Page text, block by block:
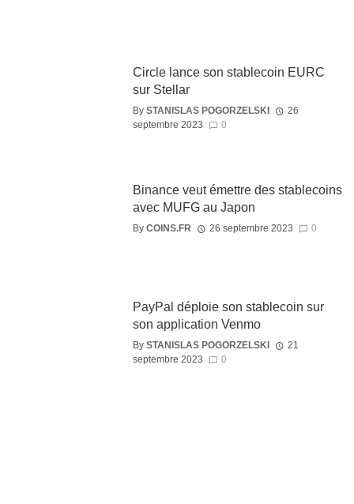
Circle lance son stablecoin EURC
sur Stellar
By STANISLAS POGORZELSKI
26
septembre 2023
0
Binance veut émettre des stablecoins
avec MUFG au Japon
By COINS.FR 26 septembre 2023 0
PayPal déploie son stablecoin sur
son application Venmo
By STANISLAS POGORZELSKI
21
septembre 2023
0